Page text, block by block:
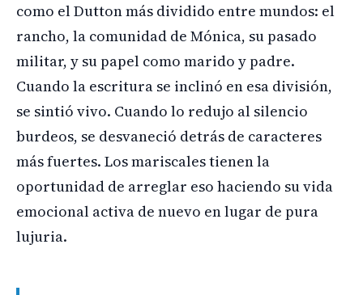
como el Dutton más dividido entre mundos: el
rancho, la comunidad de Mónica, su pasado
militar, y su papel como marido y padre.
Cuando la escritura se inclinó en esa división,
se sintió vivo. Cuando lo redujo al silencio
burdeos, se desvaneció detrás de caracteres
más fuertes. Los mariscales tienen la
oportunidad de arreglar eso haciendo su vida
emocional activa de nuevo en lugar de pura
lujuria.